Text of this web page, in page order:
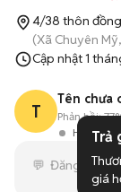
4/38 thôn đồng
(Xã Chuyên
Cập nhật1
T
Tên chưa
Hoạt
Phản hồi:
Trả
giá